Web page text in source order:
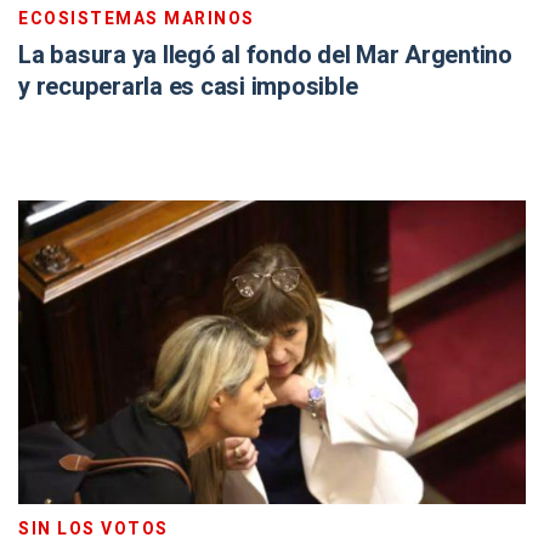
ECOSISTEMAS MARINOS
La basura ya llegó al fondo del Mar Argentino
y recuperarla es casi imposible
SIN LOS VOTOS